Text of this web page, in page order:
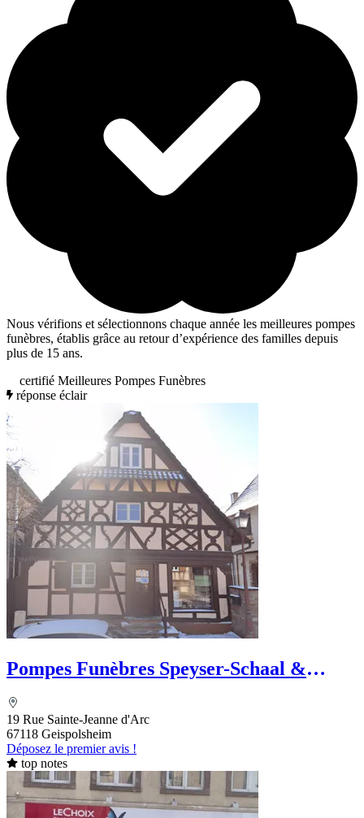
Nous vérifions et sélectionnons chaque année les meilleures pompes
funèbres, établis grâce au retour d’expérience des familles depuis
plus de 15 ans.
certifié Meilleures Pompes Funèbres
réponse éclair
Pompes Funèbres Speyser-Schaal &
19 Rue Sainte-Jeanne d'Arc
67118 Geispolsheim
Déposez le premier avis !
top notes